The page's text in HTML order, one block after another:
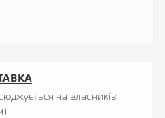
на власників